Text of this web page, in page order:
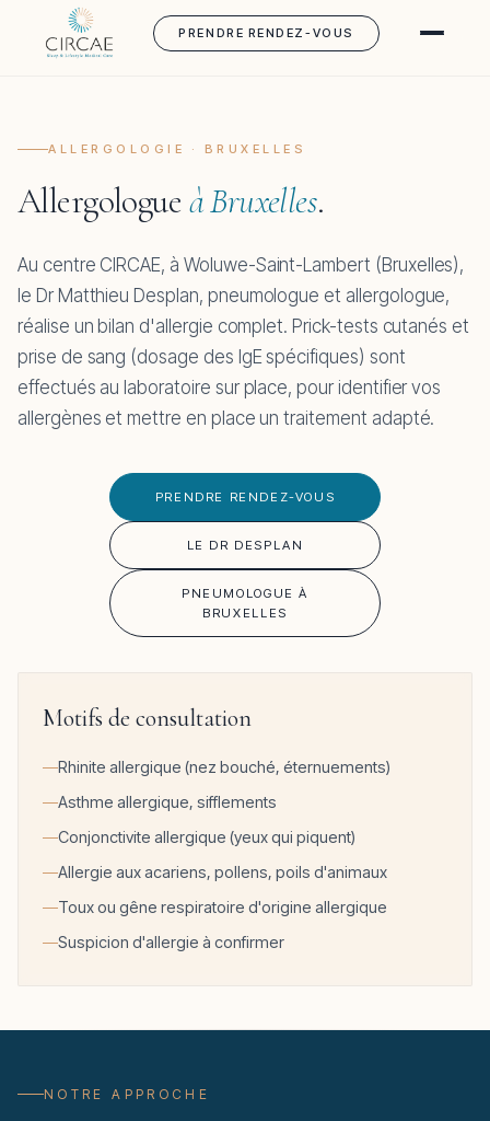
PRENDRE RENDEZ-VOUS
ALLERGOLOGIE · BRUXELLES
Allergologue à Bruxelles.
Au centre CIRCAE, à Woluwe-Saint-Lambert (Bruxelles),
le Dr Matthieu Desplan, pneumologue et allergologue,
réalise un bilan d'allergie complet. Prick-tests cutanés et
prise de sang (dosage des IgE spécifiques) sont
effectués au laboratoire sur place, pour identifier vos
allergènes et mettre en place un traitement adapté.
PRENDRE RENDEZ-VOUS
LE DR DESPLAN
PNEUMOLOGUE À
BRUXELLES
Motifs de consultation
Rhinite allergique (nez bouché, éternuements)
Asthme allergique, sifflements
Conjonctivite allergique (yeux qui piquent)
Allergie aux acariens, pollens, poils d'animaux
Toux ou gêne respiratoire d'origine allergique
Suspicion d'allergie à confirmer
NOTRE APPROCHE